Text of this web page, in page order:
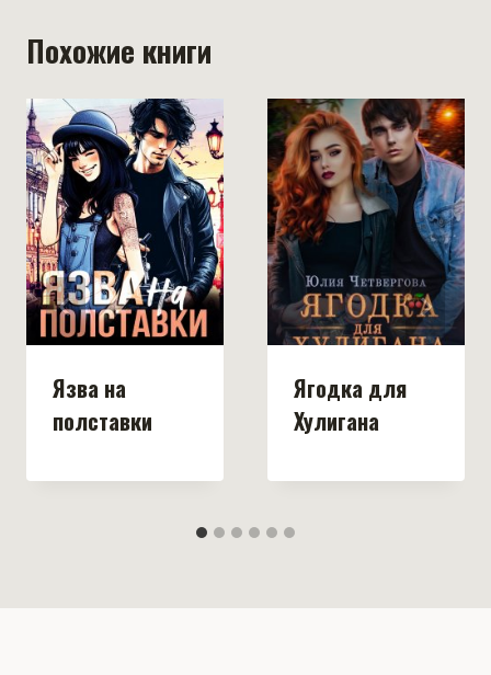
Похожие книги
Язва на
полставки
Ягодка для
Хулигана